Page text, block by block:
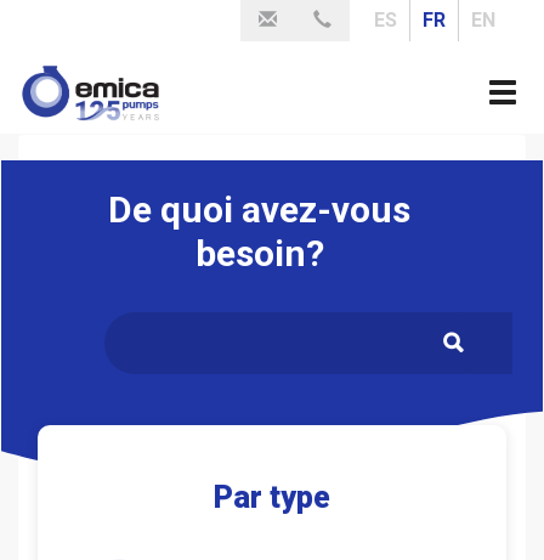
contenu
principal
ES FR EN
De quoi avez-vous
besoin?
Par type